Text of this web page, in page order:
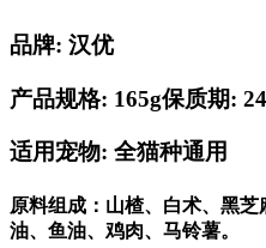
品牌: 汉优
产品规格: 165g保质期:
适用宠物: 全猫种通用
原料组成：山楂、白术、黑
油、鱼油、鸡肉、马铃薯。